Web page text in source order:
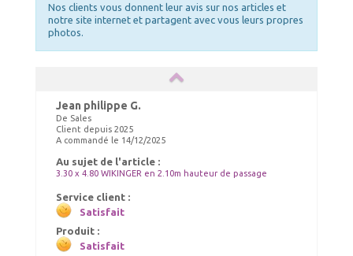
Nos clients vous donnent leur avis sur nos articles et
notre site internet et partagent avec vous leurs propres
photos.
Jean philippe G.
De Sales
Client depuis 2025
A commandé le 14/12/2025
Au sujet de l'article :
3.30 x 4.80 WIKINGER en 2.10m hauteur de passage
Service client :
Satisfait
Produit :
Satisfait